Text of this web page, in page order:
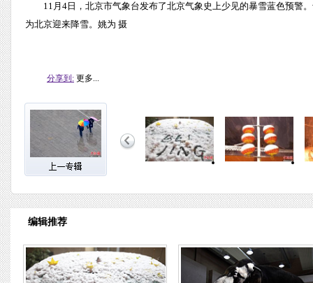
11月4日，北京市气象台发布了北京气象史上少见的暴雪蓝色预警
为北京迎来降雪。姚为 摄
分享到: 更多...
编辑推荐